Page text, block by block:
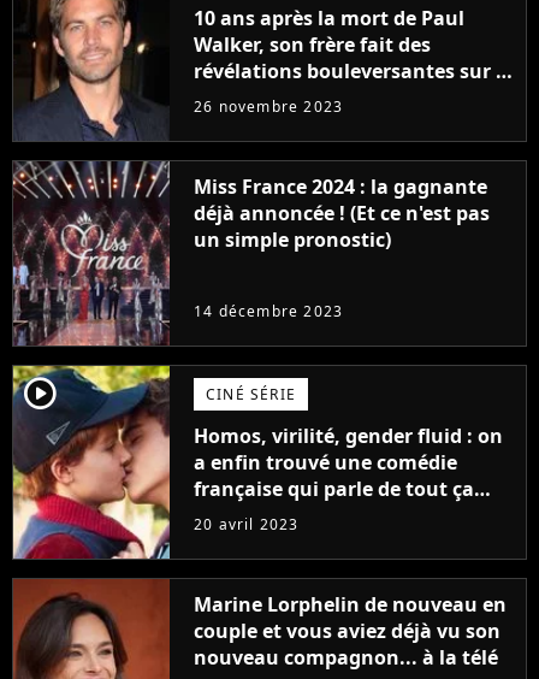
10 ans après la mort de Paul
Walker, son frère fait des
révélations bouleversantes sur la
réaction des acteurs de Fast and
26 novembre 2023
Miss France 2024 : la gagnante
déjà annoncée ! (Et ce n'est pas
un simple pronostic)
14 décembre 2023
player2 CINÉ SÉRIE
Homos, virilité, gender fluid : on
a enfin trouvé une comédie
française qui parle de tout ça
sans être super ringarde
20 avril 2023
Marine Lorphelin de nouveau en
couple et vous aviez déjà vu son
nouveau compagnon... à la télé